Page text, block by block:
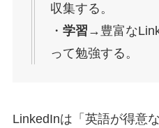
収集する。
・ 学習 →豊富な
って勉強する。
LinkedInは「英語が得意